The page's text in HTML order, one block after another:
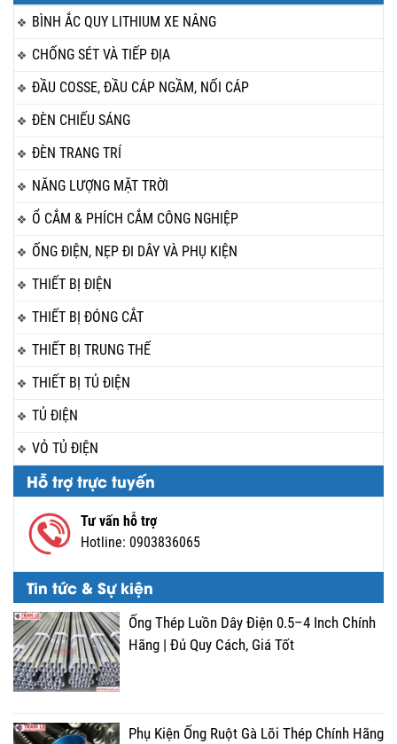
BÌNH ẮC QUY LITHIUM XE NÂNG
CHỐNG SÉT VÀ TIẾP ĐỊA
ĐẦU COSSE, ĐẦU CÁP NGẦM, NỐI CÁP
ĐÈN CHIẾU SÁNG
ĐÈN TRANG TRÍ
NĂNG LƯỢNG MẶT TRỜI
Ổ CẮM & PHÍCH CẮM CÔNG NGHIỆP
ỐNG ĐIỆN, NẸP ĐI DÂY VÀ PHỤ KIỆN
THIẾT BỊ ĐIỆN
THIẾT BỊ ĐÓNG CẮT
THIẾT BỊ TRUNG THẾ
THIẾT BỊ TỦ ĐIỆN
TỦ ĐIỆN
VỎ TỦ ĐIỆN
Hỗ trợ trực tuyến
Tư vấn hỗ trợ
Hotline: 0903836065
Tin tức & Sự kiện
Ống Thép Luồn Dây Điện 0.5–4 Inch Chính
Hãng | Đủ Quy Cách, Giá Tốt
Phụ Kiện Ống Ruột Gà Lõi Thép Chính Hãng